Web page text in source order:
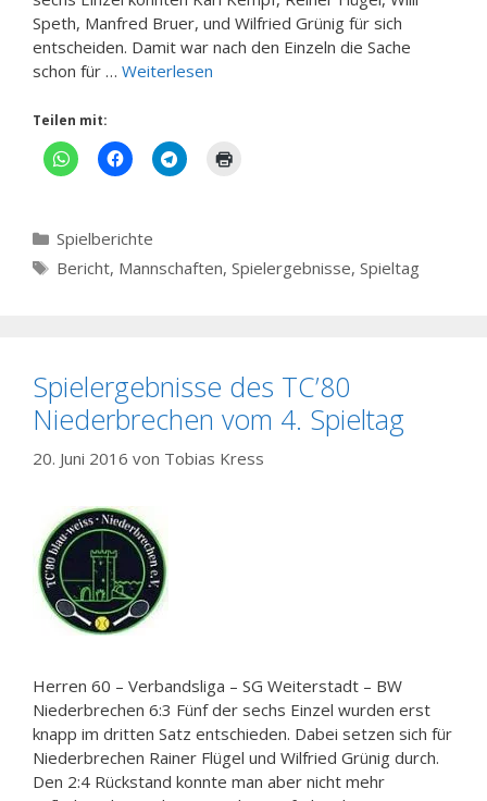
Speth, Manfred Bruer, und Wilfried Grünig für sich
entscheiden. Damit war nach den Einzeln die Sache
schon für … Weiterlesen
Teilen mit:
Kategorien
Spielberichte
Schlagwörter
Bericht, Mannschaften, Spielergebnisse, Spieltag
Spielergebnisse des TC’80
Niederbrechen vom 4. Spieltag
20. Juni 2016 von Tobias Kress
Herren 60 – Verbandsliga – SG Weiterstadt – BW
Niederbrechen 6:3 Fünf der sechs Einzel wurden erst
knapp im dritten Satz entschieden. Dabei setzen sich für
Niederbrechen Rainer Flügel und Wilfried Grünig durch.
Den 2:4 Rückstand konnte man aber nicht mehr